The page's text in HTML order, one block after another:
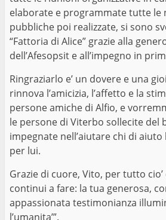
elaborate e programmate tutte le
pubbliche poi realizzate, si sono
“Fattoria di Alice” grazie alla
dell’Afesopsit e all’impegno in
Ringraziarlo e’ un dovere e una
rinnova l’amicizia, l’affetto e la
persone amiche di Alfio, e
le persone di Viterbo sollecite del
impegnate nell’aiutare chi di
per lui.
Grazie di cuore, Vito, per tutto
continui a fare: la tua generosa,
appassionata testimonianza
l’umanita’”.